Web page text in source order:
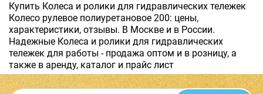
Купить Колеса и ролики для гидравлических тележек
Колесо рулевое полиуретановое 200: цены,
характеристики, отзывы. В Москве и в России.
Надежные Колеса и ролики для гидравлических
тележек для работы - продажа оптом и в розницу, а
также в аренду, каталог и прайс лист